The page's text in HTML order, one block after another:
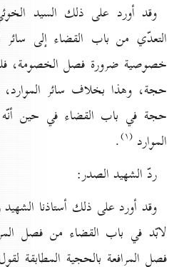
وقد أورد على ذلك السيد
التعدّي من باب القضاء إلى سائر
خصوصية ضرورة فصل الخصومة،
حجة، وهذا بخلاف سائر
حجة في باب القضاء في حين
الموارد (۱) .
ردّ الشهيد الصدر:
وقد أورد على ذلك أستاذنا
لابّد في باب القضاء من فصل
فصل المرافعة بالحجية المطابقة